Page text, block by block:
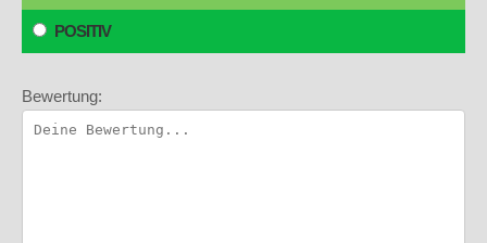
POSITIV
Bewertung: